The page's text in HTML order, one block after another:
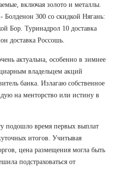
включая золото и металлы.
Болденон 300 со скидкой Нягань:
Бор. Туринадрол 10 доставка
доставка Россошь.
актуальна, особенно в зимнее
владельцем акций
банка. Излагаю собственное
на менторство или истину в
подошло время первых выплат
итогов. Учитывая
цена размещения могла быть
подстраховаться от